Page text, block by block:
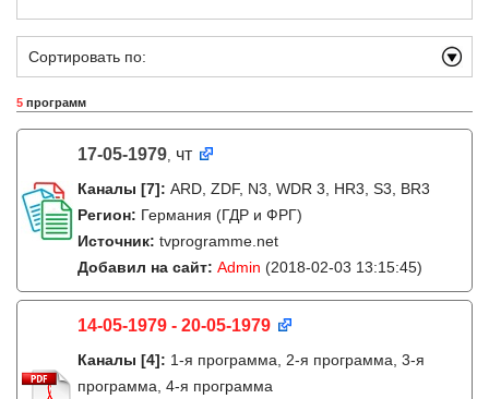
Сортировать по:
5 программ
17-05-1979, чт
Каналы [7]: ARD, ZDF, N3, WDR 3, HR3, S3, BR3
Регион: Германия (ГДР и ФРГ)
Источник: tvprogramme.net
Добавил на сайт: Admin (2018-02-03 13:15:45)
14-05-1979 - 20-05-1979
Каналы [4]: 1-я программа, 2-я программа, 3-я
программа, 4-я программа